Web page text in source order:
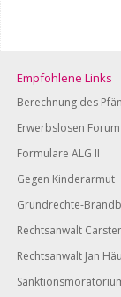
Empfohlene Links
Berechnung des
Erwerbslosen
Formulare ALG II
Gegen Kinderarmut
Grundrechte-
Rechtsanwalt
Rechtsanwalt Jan